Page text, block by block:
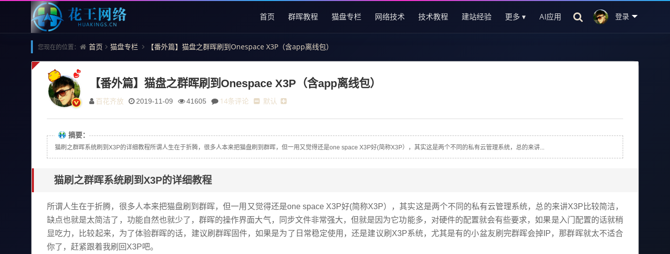
登录
首页 群晖教程 猫盘专栏 网络技术 技术教程 建站经验 更多 ▾ AI应用
您现在的位置： 首页 猫盘专栏 【番外篇】猫盘之群晖刷到Onespace X3P（含app离线包）
【番外篇】猫盘之群晖刷到Onespace X3P（含app离线包）
百花齐放 2019-11-09 41605 14条评论 默认
摘要：
猫刷之群晖系统刷到X3P的详细教程所谓人生在于折腾，很多人本来把猫盘刷到群晖，但一用又觉得还是one space X3P好(简称X3P），其实这是两个不同的私有云管理系统，总的来讲...
猫刷之群晖系统刷到X3P的详细教程
所谓人生在于折腾，很多人本来把猫盘刷到群晖，但一用又觉得还是one space X3P好(简称X3P），其实这是两个不同的私有云管理系统，总的来讲X3P比较简洁，
缺点也就是太简洁了，功能自然也就少了，群晖的操作界面大气，同步文件非常强大，但就是因为它功能多，对硬件的配置就会有些要求，如果是入门配置的话就稍
显吃力，比较起来，为了体验群晖的话，建议刷群晖固件，如果是为了日常稳定使用，还是建议刷X3P系统，尤其是有的小盆友刷完群晖会掉IP，那群晖就太不适合
你了，赶紧跟着我刷回X3P吧。